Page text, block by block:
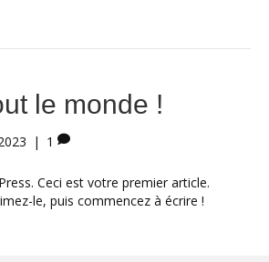
le monde !
| 1
Ceci est votre premier article.
le, puis commencez à écrire !